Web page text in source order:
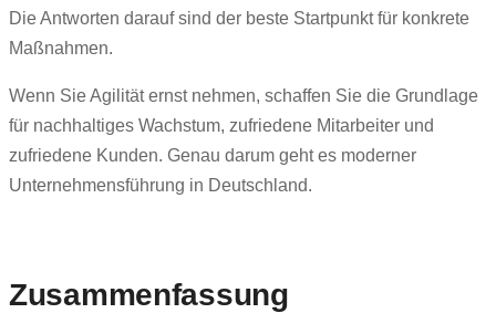
Die Antworten darauf sind der beste Startpunkt für konkrete
Maßnahmen.
Wenn Sie Agilität ernst nehmen, schaffen Sie die Grundlage
für nachhaltiges Wachstum, zufriedene Mitarbeiter und
zufriedene Kunden. Genau darum geht es moderner
Unternehmensführung in Deutschland.
Zusammenfassung